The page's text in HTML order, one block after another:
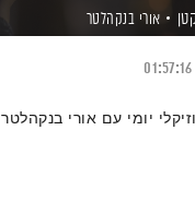
אורי בנקהלטר
01:57:16
יומי עם אורי בנקהלטר